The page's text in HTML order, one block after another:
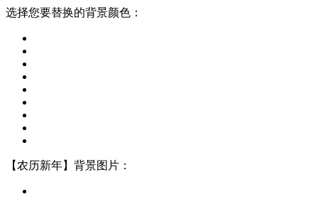
选择您要替换的背景颜色：
【农历新年】背景图片：